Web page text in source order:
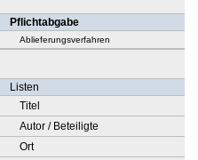
Pflichtabgabe
Ablieferungsverfahren
Listen
Titel
Autor / Beteiligte
Ort